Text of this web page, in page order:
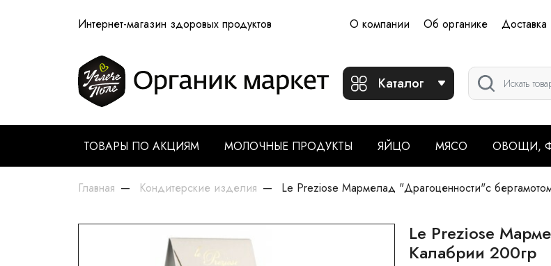
Интернет-магазин здоровых продуктов О компании Об органике Доставка
Каталог
ТОВАРЫ ПО АКЦИЯМ МОЛОЧНЫЕ ПРОДУКТЫ ЯЙЦО МЯСО ОВОЩИ,
Главная Кондитерские изделия Le Preziose Мармелад "Драгоценности"с
Le Preziose
Калабрии 200гр